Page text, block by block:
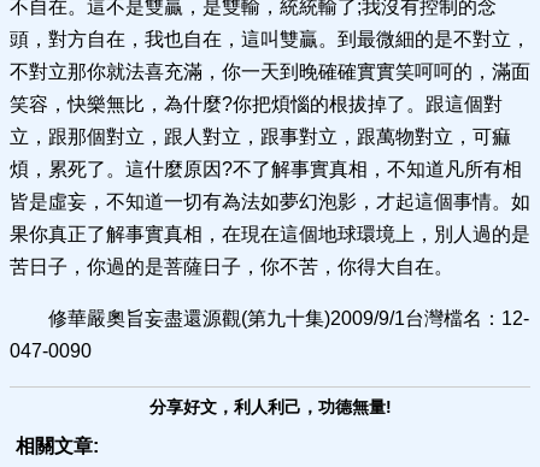
不自在。這不是雙贏，是雙輸，統統輸了;我沒有控制的念
頭，對方自在，我也自在，這叫雙贏。到最微細的是不對立，
不對立那你就法喜充滿，你一天到晚確確實實笑呵呵的，滿面
笑容，快樂無比，為什麼?你把煩惱的根拔掉了。跟這個對
立，跟那個對立，跟人對立，跟事對立，跟萬物對立，可痲
煩，累死了。這什麼原因?不了解事實真相，不知道凡所有相
皆是虛妄，不知道一切有為法如夢幻泡影，才起這個事情。如
果你真正了解事實真相，在現在這個地球環境上，別人過的是
苦日子，你過的是菩薩日子，你不苦，你得大自在。
修華嚴奧旨妄盡還源觀(第九十集)2009/9/1台灣檔名：12-
047-0090
分享好文，利人利己，功德無量!
相關文章: